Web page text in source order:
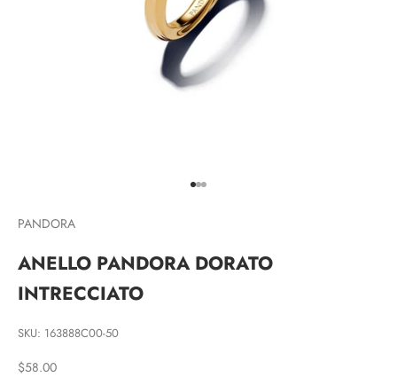
Vai all'articolo 1
Vai all'articolo 2
Vai all'articolo 3
PANDORA
ANELLO PANDORA DORATO
INTRECCIATO
SKU: 163888C00-50
Prezzo scontato
$58.00